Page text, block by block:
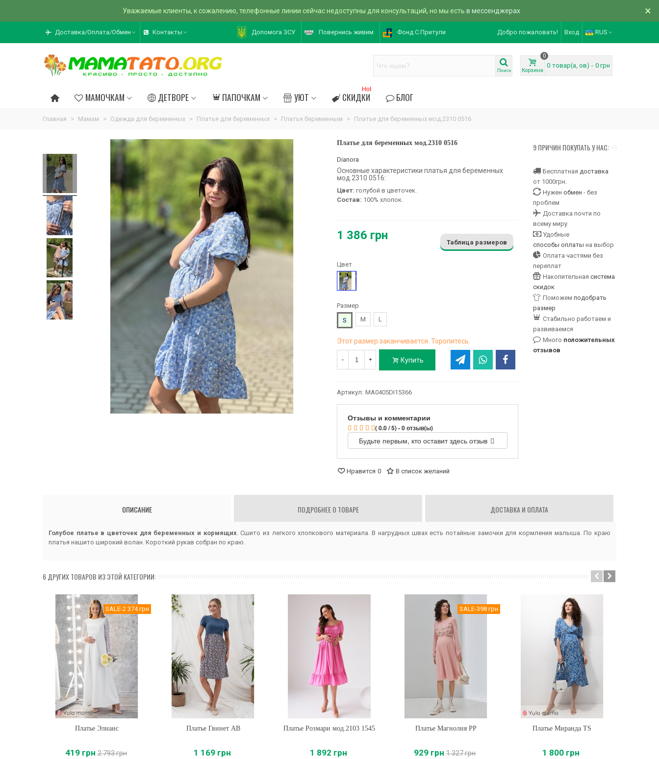
Уважаемые клиенты, к сожалению, телефонные линии сейчас недоступны для консультаций, но мы есть в мессенджерах ×
Доставка/Оплата/Обмен Контакты Допомога ЗСУ Повернись живим Фонд С.Притули Добро пожаловать! Вход RUS
Поиск Корзина
0
0 товар(а, ов) - 0 грн
МАМОЧКАМ ДЕТВОРЕ ПАПОЧКАМ УЮТ СКИДКИ
Hot
БЛОГ
Главная > Мамам > Одежда для беременных > Платья для беременных > Платья беременным > Платье для беременных мод.2310 0516
Платье для беременных мод.2310 0516
Dianora
Основные характеристики платья для беременных
мод.2310 0516:
Цвет: голубой в цветочек.
Состав: 100% хлопок.
1 386 грн
Таблица размеров
Цвет
Рисунок
Размер
S
M L
Этот размер заканчивается. Торопитесь.
- + Купить
Артикул: MA0405DI15366
Отзывы и комментарии
( 0.0 / 5) - 0 отзыв(ы)
Будьте первым, кто оставит здесь отзыв
Нравится 0 В список желаний
9 ПРИЧИН ПОКУПАТЬ У НАС:
Бесплатная доставка
от 1000грн.
Нужен обмен - без
проблем
Доставка почти по
всему миру
Удобные
способы оплаты на выбор
Оплата частями без
переплат
Накопительная система
скидок
Поможем подобрать
размер
Стабильно работаем и
развиваемся
Много положительных
отзывов
ОПИСАНИЕ ПОДРОБНЕЕ О ТОВАРЕ ДОСТАВКА И ОПЛАТА
Голубое платье в цветочек для беременных и кормящих. Сшито из легкого хлопкового материала. В нагрудных швах есть потайные замочки для кормления малыша. По краю
платья нашито широкий волан. Короткий рукав собран по краю.
6 ДРУГИХ ТОВАРОВ ИЗ ЭТОЙ КАТЕГОРИИ:
SALE-2 374 грн
Купить
Платье Элианс
419 грн 2 793 грн
Купить
Платье Гвинет AB
1 169 грн
Купить
Платье Розмари мод.2103 1545
1 892 грн
SALE-398 грн
Купить
Платье Магнолия PP
929 грн 1 327 грн
Купить
Платье Миранда TS
1 800 грн